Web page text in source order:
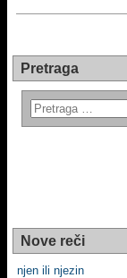
Pretraga
Nove reči
njen ili njezin